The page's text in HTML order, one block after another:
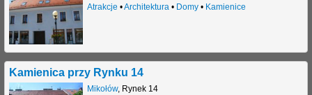
Atrakcje •Architektura • Domy• Kamienice
Kamienica przy Rynku 14
Mikołów, Rynek 14